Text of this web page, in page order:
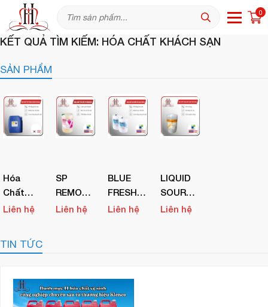
0
KẾT QUẢ TÌM KIẾM: HÓA CHẤT KHÁCH SẠN
SẢN PHẨM
Hóa
Chất
Tẩy
Bleach
Liên hệ
SP
REMOVER
- Hóa
Liên hệ
BLUE
FRESH -
Hóa
Liên hệ
LIQUID
SOUR
W95E -
Liên hệ
TIN TỨC